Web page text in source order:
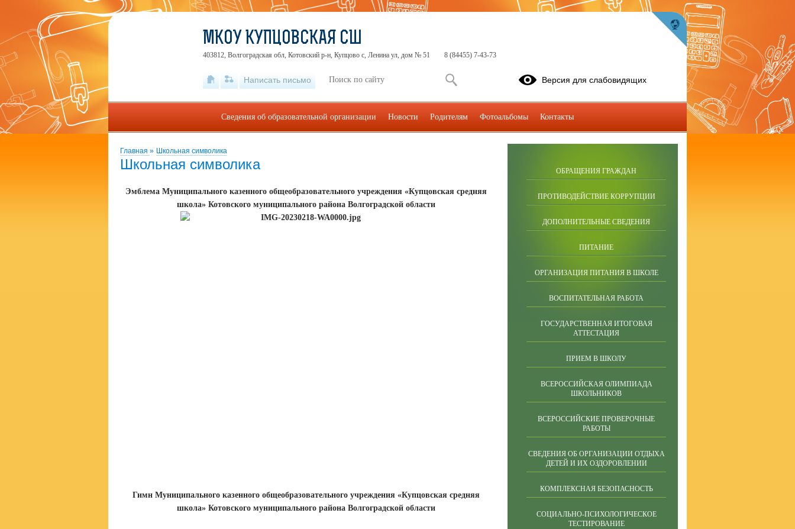
Главная » Школьная символика
Школьная символика
Эмблема Муниципального казенного общеобразовательного учреждения «Купцовская средняя
школа» Котовского муниципального района Волгоградской области
Гимн Муниципального казенного общеобразовательного учреждения «Купцовская средняя
школа» Котовского муниципального района Волгоградской области
ОБРАЩЕНИЯ ГРАЖДАН
ПРОТИВОДЕЙСТВИЕ КОРРУПЦИИ
ДОПОЛНИТЕЛЬНЫЕ СВЕДЕНИЯ
ПИТАНИЕ
ОРГАНИЗАЦИЯ ПИТАНИЯ В ШКОЛЕ
ВОСПИТАТЕЛЬНАЯ РАБОТА
ГОСУДАРСТВЕННАЯ ИТОГОВАЯ
АТТЕСТАЦИЯ
ПРИЕМ В ШКОЛУ
ВСЕРОССИЙСКАЯ ОЛИМПИАДА
ШКОЛЬНИКОВ
ВСЕРОССИЙСКИЕ ПРОВЕРОЧНЫЕ
РАБОТЫ
СВЕДЕНИЯ ОБ ОРГАНИЗАЦИИ ОТДЫХА
ДЕТЕЙ И ИХ ОЗДОРОВЛЕНИИ
КОМПЛЕКСНАЯ БЕЗОПАСНОСТЬ
СОЦИАЛЬНО-ПСИХОЛОГИЧЕСКОЕ
ТЕСТИРОВАНИЕ
МКОУ КУПЦОВСКАЯ СШ
403812, Волгоградская обл, Котовский р-н, Купцово с, Ленина ул, дом № 51 8 (84455) 7-43-73
Написать письмо Версия для слабовидящих
Сведения об образовательной организации Новости Родителям Фотоальбомы Контакты